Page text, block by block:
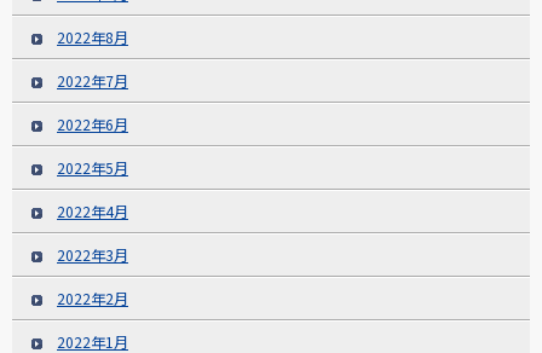
2022年8月
2022年7月
2022年6月
2022年5月
2022年4月
2022年3月
2022年2月
2022年1月